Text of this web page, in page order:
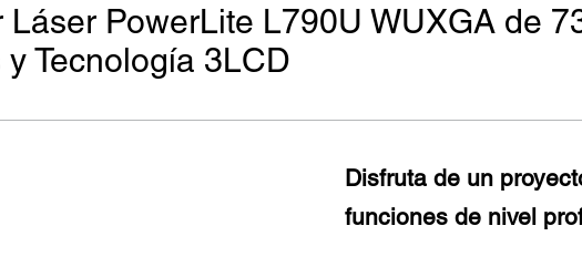
Láser PowerLite L790U WUXGA de
Tecnología 3LCD
Disfruta de un
funciones de nivel